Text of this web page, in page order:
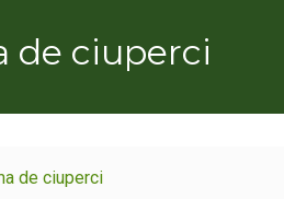
de ciuperci
de ciuperci